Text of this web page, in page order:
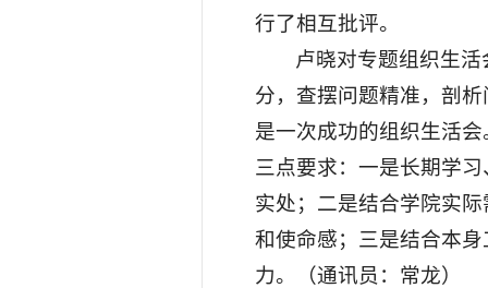
行了相互批评。
卢晓对专题组织生
分，查摆问题精准，剖
是一次成功的组织生活
三点要求：一是长期学
实处；二是结合学院实
和使命感；三是结合本
力。（通讯员：常龙）